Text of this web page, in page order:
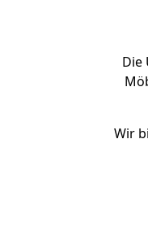
Die
Wir